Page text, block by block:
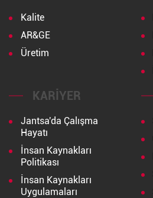
Kalite
AR&GE
Üretim
KARIYER
Jantsa'da Çalışma
Hayatı
İnsan Kaynakları
Politikası
İnsan Kaynakları
Uygulamaları